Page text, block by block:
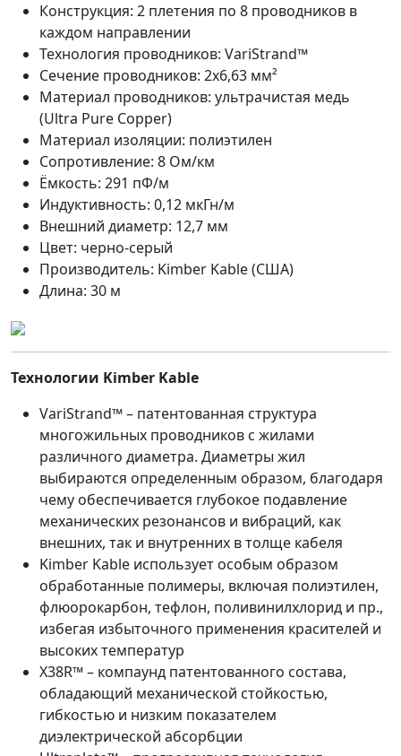
Конструкция: 2 плетения по 8 проводников в
каждом направлении
Технология проводников: VariStrand™
Сечение проводников: 2х6,63 мм²
Материал проводников: ультрачистая медь
(Ultra Pure Copper)
Материал изоляции: полиэтилен
Сопротивление: 8 Ом/км
Ёмкость: 291 пФ/м
Индуктивность: 0,12 мкГн/м
Внешний диаметр: 12,7 мм
Цвет: черно-серый
Производитель: Kimber Kable (США)
Длина: 30 м
Технологии Kimber Kable
VariStrand™ – патентованная структура
многожильных проводников с жилами
различного диаметра. Диаметры жил
выбираются определенным образом, благодаря
чему обеспечивается глубокое подавление
механических резонансов и вибраций, как
внешних, так и внутренних в толще кабеля
Kimber Kable использует особым образом
обработанные полимеры, включая полиэтилен,
флюорокарбон, тефлон, поливинилхлорид и пр.,
избегая избыточного применения красителей и
высоких температур
X38R™ – компаунд патентованного состава,
обладающий механической стойкостью,
гибкостью и низким показателем
диэлектрической абсорбции